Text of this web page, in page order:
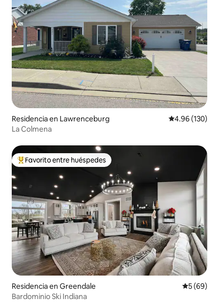
Residencia en Lawrenceburg Calificación
4.96 (130)
La Colmena
De los mejores en Favorito entre huéspedes
Favorito entre huéspedes
Residencia en Greendale
5 (69)
Bardominio Ski Indiana